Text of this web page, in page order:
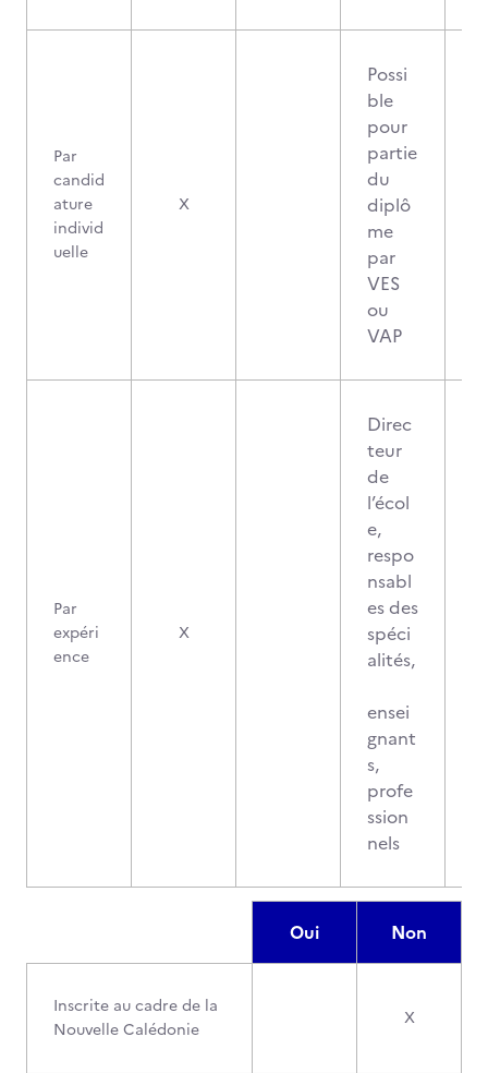
Par
candid
ature
individ
uelle
X
Possi
ble
pour
partie
du
diplô
me
par
VES
ou
VAP
Par
expéri
ence
X
Direc
teur
de
l’écol
e,
respo
nsabl
es des
spéci
alités,
ensei
gnant
s,
profe
ssion
nels
Oui Non
Inscrite au cadre de la
Nouvelle Calédonie
X